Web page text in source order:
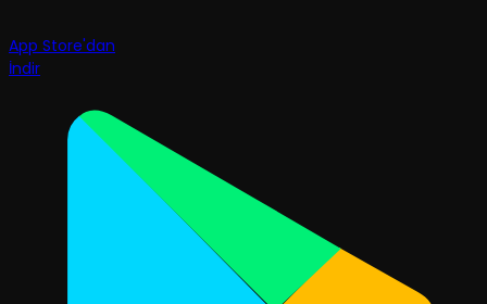
App Store'dan
İndir